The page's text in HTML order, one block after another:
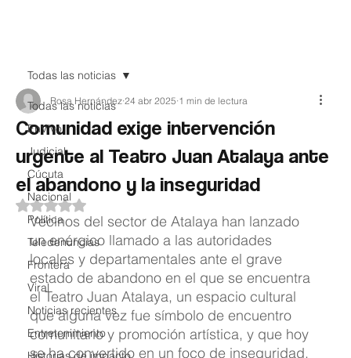
Todas las noticias
EnVivo
Judicial
Cúcuta
Nacional
Política
Teledenuncias
Frontera
Viral
Noticias recientes
Entretenimiento
Todas las noticias
Comunidad exige intervención
urgente al Teatro Juan Atalaya ante
el abandono y la inseguridad
Rosa Hernández 24 abr 2025 1 min de lectura
Obtuvo NaN de 5 estrellas.
Vecinos del sector de Atalaya han lanzado
un enérgico llamado a las autoridades
locales y departamentales ante el grave
estado de abandono en el que se encuentra
el Teatro Juan Atalaya, un espacio cultural
que alguna vez fue símbolo de encuentro
comunitario y promoción artística, y que hoy
se ha convertido en un foco de inseguridad,